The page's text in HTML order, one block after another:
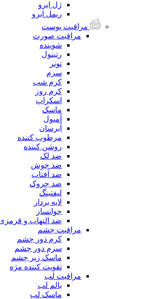
ژل ابرو
ریمل ابرو
مراقبت پوست
مراقبت صورت
شوینده
رتینول
تونر
سرم
کرم شب
کرم روز
اسکراپ
ماسک
آمپول
آبرسان
مرطوب کننده
روشن کننده
ضد لک
ضد جوش
ضد آفتاب
ضد چروک
لیفتینگ
لایه بردار
جوانساز
ضد التهاب و
مراقبت چشم
کرم دور چشم
سرم دور چشم
ماسک زیر چشم
تقویت کننده مژه
مراقبت لب
بالم لب
ماسک لب